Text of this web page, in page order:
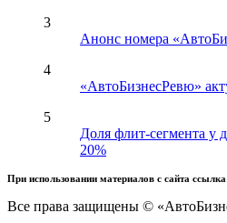
3
Анонс номера
4
«АвтоБизнесРевю»
5
Доля флит-сегмента у
20%
При использовании материалов с сайта
Все права защищены ©